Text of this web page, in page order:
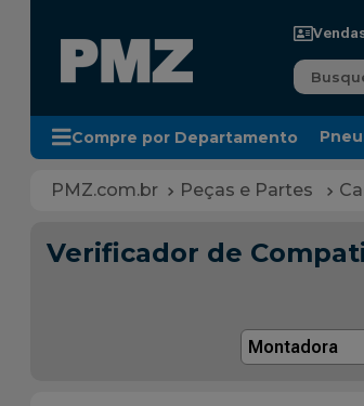
Busque
Compre por Departamento
Peças e Partes
Verificador de
Montadora